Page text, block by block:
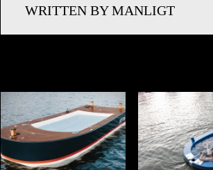
WRITTEN BY MANLIGT